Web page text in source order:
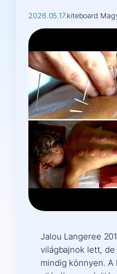
2026.05.17.kiteboard
Jalou Langeree
világbajnok lett,
mindig könnyen. A